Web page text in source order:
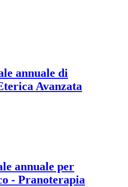
annuale di
Avanzata
annuale per
- Pranoterapia